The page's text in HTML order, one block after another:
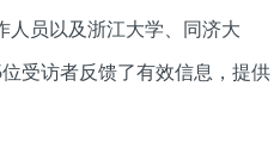
人员以及浙江大学、同济大
受访者反馈了有效信息，提供